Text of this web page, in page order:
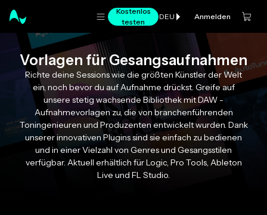
Kostenlos
testen
DEU Anmelden
Vorlagen für Gesangsaufnahmen
Richte deine Sessions wie die größten Künstler der Welt
ein, noch bevor du auf Aufnahme drückst. Greife auf
unsere stetig wachsende Bibliothek mit DAW -
Aufnahmevorlagen zu, die von branchenführenden
Toningenieuren und Produzenten entwickelt wurden. Dank
unserer innovativen Plugins sind sie einfach zu bedienen
und in einer Vielzahl von Genres und Gesangsstilen
verfügbar. Aktuell erhältlich für Logic, Pro Tools, Ableton
Live und FL Studio.